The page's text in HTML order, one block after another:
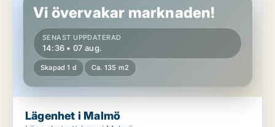
Vi övervakar marknaden!
SENAST UPPDATERAD
14:36 • 07 aug.
Skapad 1 d Ca. 135 m2
Lägenhet i Malmö